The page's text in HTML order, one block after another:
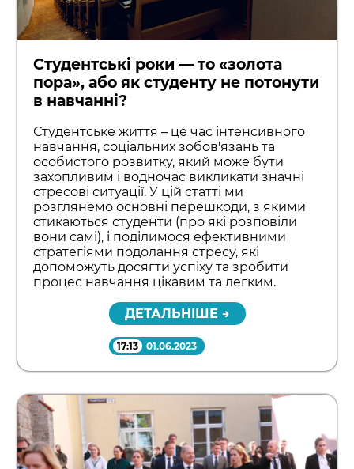
Студентські роки — то «золота
пора», або як студенту не потонути
в навчанні?
Студентське життя – це час інтенсивного
навчання, соціальних зобов'язань та
особистого розвитку, який може бути
захопливим і водночас викликати значні
стресові ситуації. У цій статті ми
розглянемо основні перешкоди, з якими
стикаються студенти (про які розповіли
вони самі), і поділимося ефективними
стратегіями подолання стресу, які
допоможуть досягти успіху та зробити
процес навчання цікавим та легким.
ДЕТАЛЬНІШЕ →
17:13 01.06.2023